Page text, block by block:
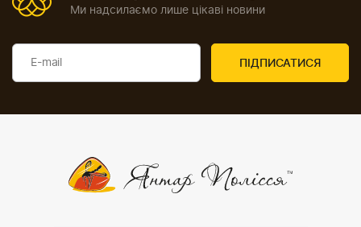
Ми надсилаємо лише цікаві новини